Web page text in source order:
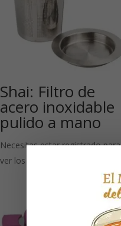
Shai: Filtro de
acero inoxidable
pulido a mano
Necesitas estar registrado para
ver los precios